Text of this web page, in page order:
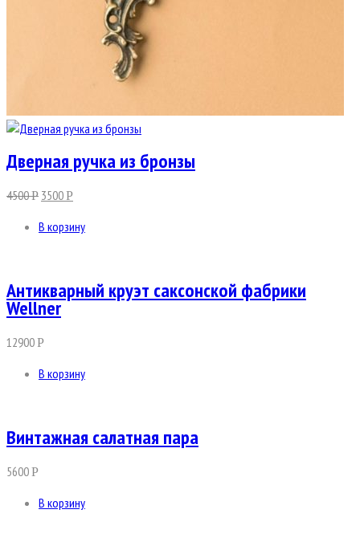
Дверная ручка из бронзы
4500Р 3500Р
В корзину
Антикварный круэт саксонской фабрики
Wellner
12900Р
В корзину
Винтажная салатная пара
5600Р
В корзину